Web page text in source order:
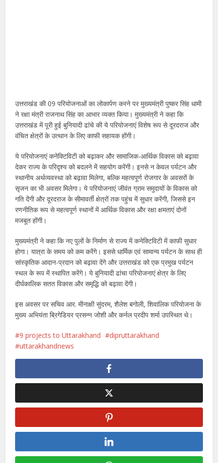
उत्तराखंड की 09 परियोजनाओं का लोकार्पण करने पर मुख्यमंत्री पुष्कर सिंह धामी
ने रक्षा मंत्री राजनाथ सिंह का आभार व्यक्त किया। मुख्यमंत्री ने कहा कि
उत्तराखंड में पूरी हुई बुनियादी ढांचे की ये परियोजनाएं विशेष रूप से दूरदराज और
वंचित क्षेत्रों के उत्थान के लिए काफी सहायक होंगी।
ये परियोजनाएं कनेक्टिविटी को बढ़ाकर और सामाजिक-आर्थिक विकास को बढ़ावा
देकर राज्य के परिदृश्य को बदलने में सहयोग करेंगी। इनसे न केवल पर्यटन और
स्थानीय अर्थव्यवस्था को बढ़ावा मिलेगा, बल्कि महत्वपूर्ण रोजगार के अवसरों के
सृजन का भी अवसर मिलेगा। ये परियोजनाएं जीवंत ग्राम समुदायों के विकास को
गति देंगी और दूरदराज के सीमावर्ती क्षेत्रों तक पहुंच में सुधार करेंगी, जिससे इन
रणनीतिक रूप से महत्वपूर्ण स्थानों में आर्थिक विकास और रक्षा क्षमताएं दोनों
मजबूत होंगी।
मुख्यमंत्री ने कहा कि नए पुलों के निर्माण से राज्य में कनेक्टिविटी में काफी सुधार
होगा। यात्रा के समय को कम करेंगे। इससे धार्मिक एवं सामान्य पर्यटन के साथ ही
सांस्कृतिक आदान-प्रदान को बढ़ावा देंगे और उत्तराखंड को एक प्रमुख पर्यटन
स्थल के रूप में स्थापित करेंगे। ये बुनियादी ढांचा परियोजनाएं क्षेत्र के लिए
दीर्घकालिक सतत विकास और समृद्धि को बढ़ावा देंगी।
इस अवसर पर सचिव आर. मीनाक्षी सुंदरम, शैलेश बगोली, शिवालिक परियोजना के
मुख्य अभियंता ब्रिगेडियर प्रसन्न जोशी और कर्नल प्रदीप शर्मा उपस्थित थे।
9 projects to Uttarakhand
dipruttarakhand
uttarakhandnews